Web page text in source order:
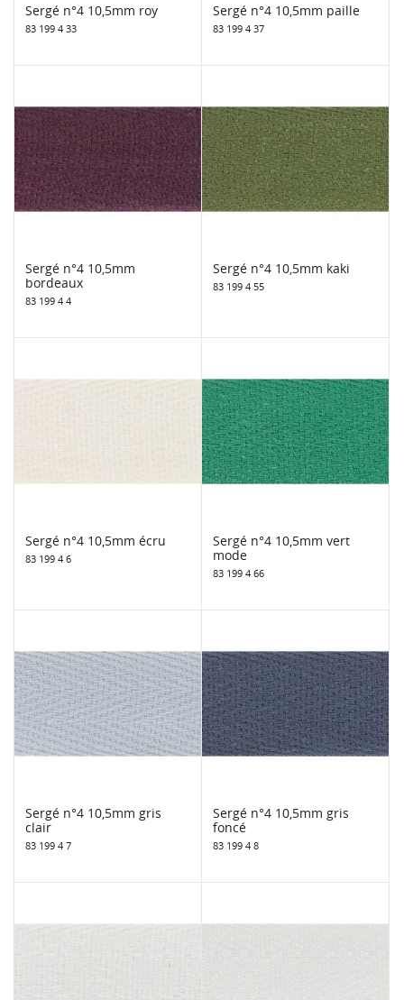
Sergé n°4 10,5mm roy
83 199 4 33
Sergé n°4 10,5mm paille
83 199 4 37
Sergé n°4 10,5mm
bordeaux
83 199 4 4
Sergé n°4 10,5mm kaki
83 199 4 55
Sergé n°4 10,5mm écru
83 199 4 6
Sergé n°4 10,5mm vert
mode
83 199 4 66
Sergé n°4 10,5mm gris
clair
83 199 4 7
Sergé n°4 10,5mm gris
foncé
83 199 4 8